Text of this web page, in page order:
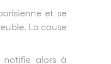
et se
La cause
notifie alors à